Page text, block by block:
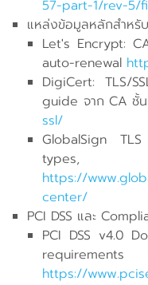
57-part-1/rev-5/
แหล่งข้อมูลหลักสำห
Let's Encrypt:
auto-renewal
DigiCert: TLS/
guide จาก CA ชั้
ssl/
GlobalSign
types,
https://
center/
PCI DSS และ
PCI DSS v4.0
https://